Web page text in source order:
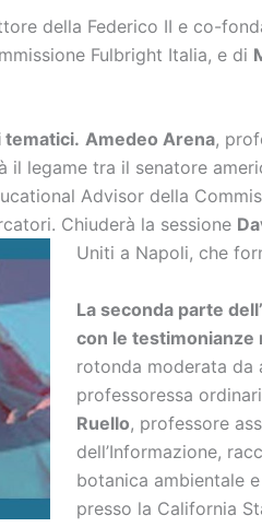
della Federico II e co-
Fulbright Italia, e di
tematici. Amedeo Arena,
legame tra il senatore
Advisor della
Chiuderà la sessione
Uniti a Napoli, che
La seconda parte
con le testimonianze
rotonda moderata da
professoressa
Ruello, professore
dell’Informazione,
botanica ambientale
presso la California